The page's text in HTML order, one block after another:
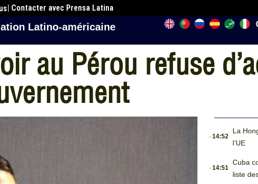
| Contacter avec Prensa Latina
Latino-américaine
au Pérou refuse
.14:52
La
l’UE
.14:51
Cuba
liste